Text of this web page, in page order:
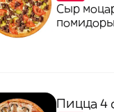
Сыр
помидоры
Пицца 4